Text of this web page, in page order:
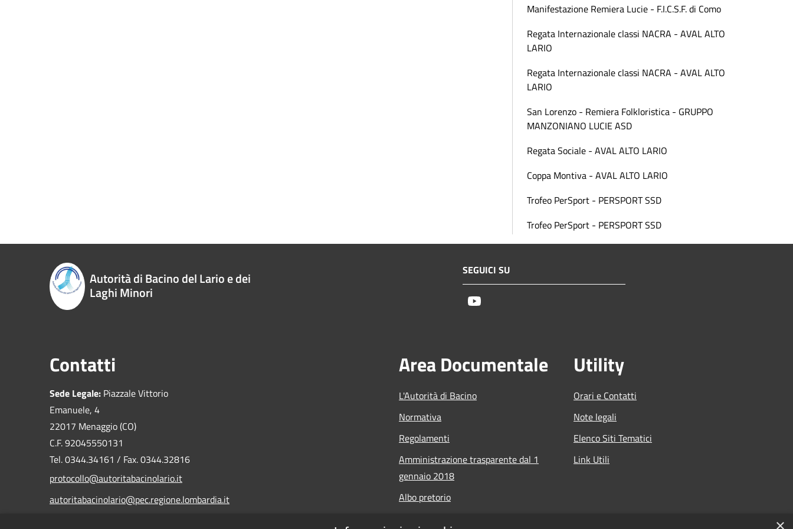
Manifestazione Remiera Lucie - F.I.C.S.F. di Como
Regata Internazionale classi NACRA - AVAL ALTO
LARIO
Regata Internazionale classi NACRA - AVAL ALTO
LARIO
San Lorenzo - Remiera Folkloristica - GRUPPO
MANZONIANO LUCIE ASD
Regata Sociale - AVAL ALTO LARIO
Coppa Montiva - AVAL ALTO LARIO
Trofeo PerSport - PERSPORT SSD
Trofeo PerSport - PERSPORT SSD
Autorità di Bacino del Lario e dei
Laghi Minori
SEGUICI SU
Contatti
Sede Legale: Piazzale Vittorio
Emanuele, 4
22017 Menaggio (CO)
C.F. 92045550131
Tel. 0344.34161 / Fax. 0344.32816
protocollo@autoritabacinolario.it
autoritabacinolario@pec.regione.lombardia.it
Area Documentale
L'Autorità di Bacino
Normativa
Regolamenti
Amministrazione trasparente dal 1
gennaio 2018
Albo pretorio
Utility
Orari e Contatti
Note legali
Elenco Siti Tematici
Link Utili